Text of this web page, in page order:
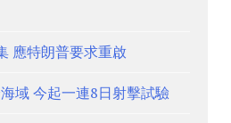
應特朗普要求重啟
域 今起一連8日射擊試驗